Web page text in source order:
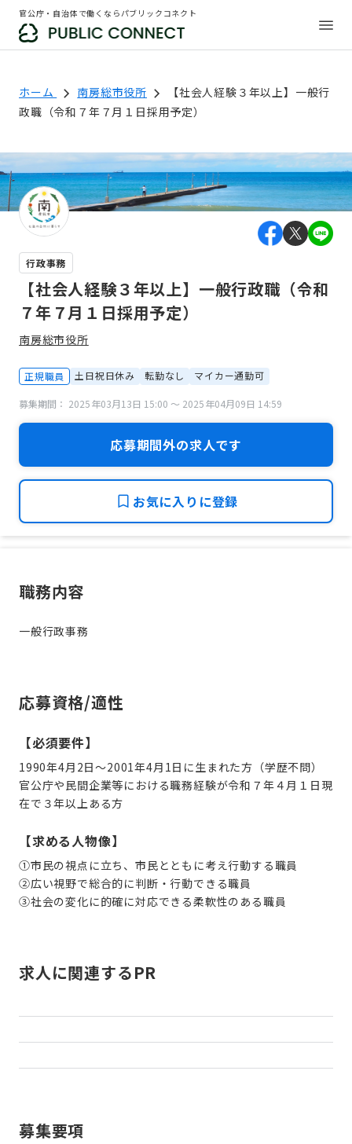
官公庁・自治体で働くならパブリックコネクト
ホーム 南房総市役所
【社会人経験３年以上】一般行
政職（令和７年７月１日採用予定）
行政事務
【社会人経験３年以上】一般行政職（令和
７年７月１日採用予定）
南房総市役所
正規職員 土日祝日休み 転勤なし マイカー通勤可
募集期間： 2025年03月13日 15:00 〜 2025年04月09日 14:59
応募期間外の求人です
お気に入りに登録
職務内容
一般行政事務
応募資格/適性
【必須要件】
1990年4月2日〜2001年4月1日に生まれた方 （学歴不問）
官公庁や民間企業等における職務経験が令和７年４月１日現
在で３年以上ある方
【求める人物像】
①市民の視点に立ち、市民とともに考え行動する職員
②広い視野で総合的に判断・行動できる職員
③社会の変化に的確に対応できる柔軟性のある職員
求人に関連するPR
募集要項